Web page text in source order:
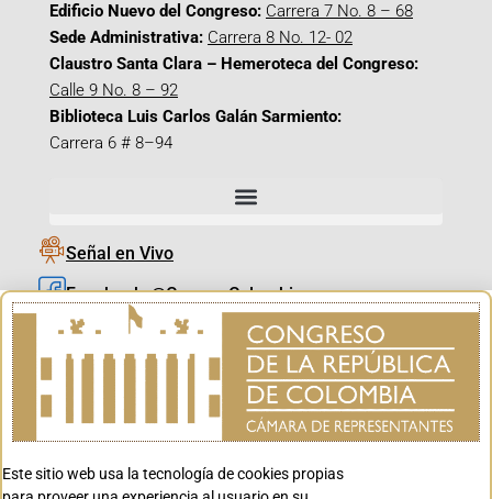
Edificio Nuevo del Congreso: Carrera 7 No. 8 – 68
Sede Administrativa: Carrera 8 No. 12- 02
Claustro Santa Clara – Hemeroteca del Congreso:
Calle 9 No. 8 – 92
Biblioteca Luis Carlos Galán Sarmiento:
Carrera 6 # 8–94
Señal en Vivo
Facebook_@CamaraColombia
Instagram_@CamaraColombia
X_@CamaraColombia
Youtube_@CamaraColombia
Este sitio web usa la tecnología de cookies propias